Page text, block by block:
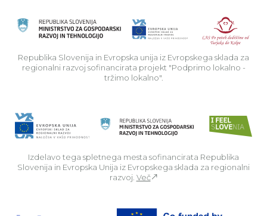
Republika Slovenija in Evropska unija iz Evropskega sklada za
regionalni razvoj sofinancirata projekt "Podprimo lokalno -
tržimo lokalno".
Izdelavo tega spletnega mesta sofinancirata Republika
Slovenija in Evropska Unija iz Evropskega sklada za regionalni
razvoj. Več